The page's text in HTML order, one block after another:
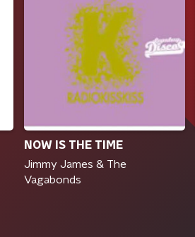
NOW IS THE TIME
Jimmy James & The
Vagabonds